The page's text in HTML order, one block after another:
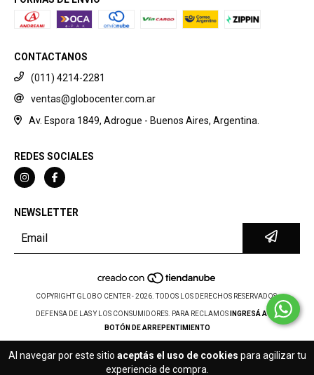
Al navegar por este sitio aceptás el uso de cookies para agilizar tu
experiencia de compra.
CONTACTANOS
(011) 4214-2281
ventas@globocenter.com.ar
Av. Espora 1849, Adrogue - Buenos Aires, Argentina.
REDES SOCIALES
NEWSLETTER
COPYRIGHT GLOBO CENTER - 2026. TODOS LOS DERECHOS RESERVADOS.
DEFENSA DE LAS Y LOS CONSUMIDORES. PARA RECLAMOS
INGRESÁ ACÁ.
BOTÓN DE ARREPENTIMIENTO